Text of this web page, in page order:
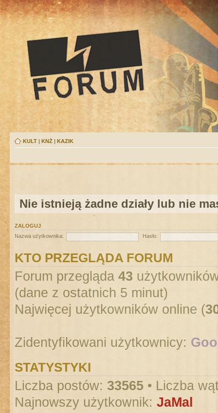
KULT | KNŻ | KAZIK
Nie istnieją żadne działy lub nie
ZALOGUJ
Nazwa użytkownika:
Hasło:
KTO PRZEGLĄDA FORUM
Forum przegląda 43
(dane z ostatnich 5 minut)
Najwięcej użytkowników online (
Zidentyfikowani użytkownicy:
STATYSTYKI
Liczba postów: 33565 • Liczba
Najnowszy użytkownik: JaMal